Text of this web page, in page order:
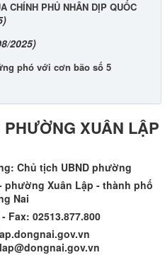
CHÍNH PHỦ NHÂN DỊP QUỐC
2025)
phó với cơn bão số 5
XUÂN LẬP
Chủ tịch UBND phường
phường Xuân Lập - thành phố
Nai
Fax: 02513.877.800